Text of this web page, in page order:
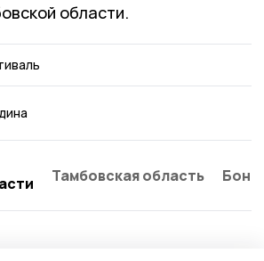
области.
Тамбовская область